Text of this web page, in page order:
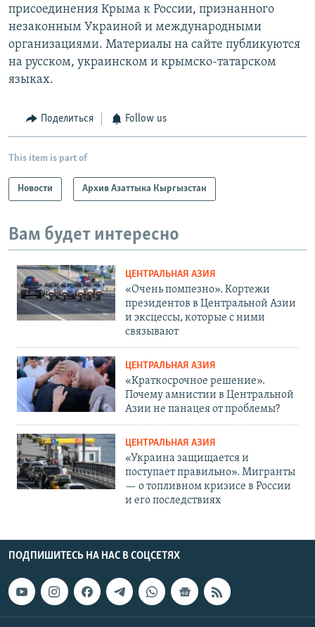
присоединения Крыма к России, признанного
незаконным Украиной и международными
организациями. Материалы на сайте публикуются
на русском, украинском и крымско-татарском
языках.
Поделиться Follow us
This item is part of
Новости Архив Азаттыка Кыргызстан
Вам будет интересно
ЦЕНТРАЛЬНАЯ АЗИЯ
«Очень помпезно». Кортежи
президентов в Центральной Азии
и эксцессы, которые с ними
связывают
ЦЕНТРАЛЬНАЯ АЗИЯ
«Краткосрочное решение».
Почему амнистии в Центральной
Азии не панацея от проблемы?
ЦЕНТРАЛЬНАЯ АЗИЯ
«Украина защищается и
поступает правильно». Мигранты
— о топливном кризисе в России
и его последствиях
ПОДПИШИТЕСЬ НА НАС В СОЦСЕТЯХ